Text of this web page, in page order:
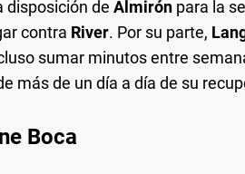
disposición de Almirón para la
contra River. Por su parte,
sumar minutos entre
más de un día a día de su
Boca